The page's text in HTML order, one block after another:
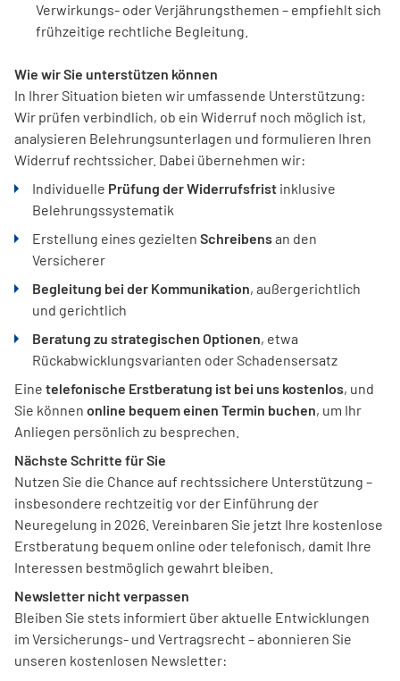
Verwirkungs- oder Verjährungsthemen – empfiehlt sich
frühzeitige rechtliche Begleitung.
Wie wir Sie unterstützen können
In Ihrer Situation bieten wir umfassende Unterstützung:
Wir prüfen verbindlich, ob ein Widerruf noch möglich ist,
analysieren Belehrungsunterlagen und formulieren Ihren
Widerruf rechtssicher. Dabei übernehmen wir:
Individuelle Prüfung der Widerrufsfrist inklusive
Belehrungssystematik
Erstellung eines gezielten Schreibensan den
Versicherer
Begleitung bei der Kommunikation, außergerichtlich
und gerichtlich
Beratung zu strategischen Optionen, etwa
Rückabwicklungsvarianten oder Schadensersatz
Eine telefonische Erstberatung ist bei uns kostenlos, und
Sie können online bequem einen Termin buchen, um Ihr
Anliegen persönlich zu besprechen.
Nächste Schritte für Sie
Nutzen Sie die Chance auf rechtssichere Unterstützung –
insbesondere rechtzeitig vor der Einführung der
Neuregelung in 2026. Vereinbaren Sie jetzt Ihre kostenlose
Erstberatung bequem online oder telefonisch, damit Ihre
Interessen bestmöglich gewahrt bleiben.
Newsletter nicht verpassen
Bleiben Sie stets informiert über aktuelle Entwicklungen
im Versicherungs- und Vertragsrecht – abonnieren Sie
unseren kostenlosen Newsletter: